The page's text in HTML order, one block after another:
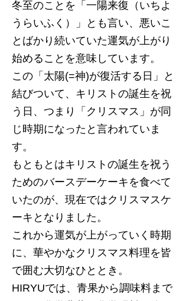
冬至のことを「一陽来復（いちよ
うらいふく）」とも言い、悪いこ
とばかり続いていた運気が上がり
始めることを意味しています。
この「太陽(=神)が復活する日」と
結びついて、キリストの誕生を祝
う日、つまり「クリスマス」が同
じ時期になったと言われていま
す。
もともとはキリストの誕生を祝う
ためのバースデーケーキを食べて
いたのが、現在ではクリスマスケ
ーキとなりました。
これから運気が上がっていく時期
に、華やかなクリスマス料理を皆
で囲む大切なひととき。
HIRYUでは、青果から調味料まで